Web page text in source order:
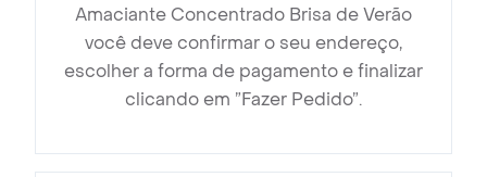
Amaciante Concentrado Brisa de Verão
você deve confirmar o seu endereço,
escolher a forma de pagamento e finalizar
clicando em ”Fazer Pedido”.